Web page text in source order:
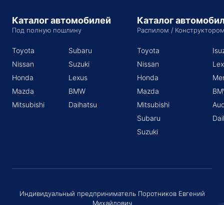
Каталог автомобилей
Под полную пошлину
Toyota
Nissan
Honda
Mazda
Mitsubishi
Subaru
Suzuki
Lexus
BMW
Daihatsu
Каталог
Распилом /
Toyota
Nissan
Honda
Mazda
Mitsubishi
Subaru
Suzuki
Индивидуальный предприниматель Поротников Евгений
Михайлович